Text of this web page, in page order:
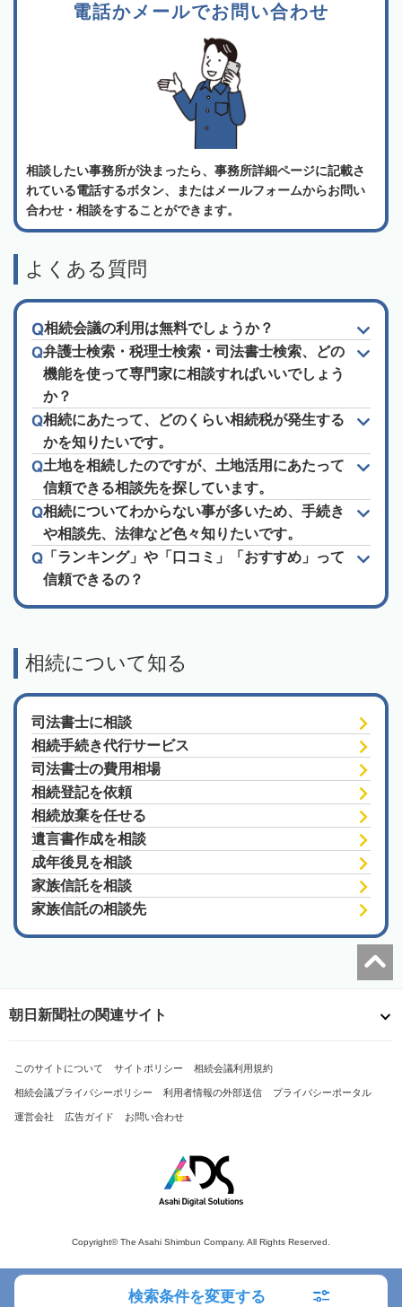
電話かメールでお問い合わせ
相談したい事務所が決まったら、事務所詳細ページに記載さ
れている電話するボタン、またはメールフォームからお問い
合わせ・相談をすることができます。
よくある質問
相続会議の利用は無料でしょうか？
弁護士検索・税理士検索・司法書士検索、どの
機能を使って専門家に相談すればいいでしょう
か？
相続にあたって、どのくらい相続税が発生する
かを知りたいです。
土地を相続したのですが、土地活用にあたって
信頼できる相談先を探しています。
相続についてわからない事が多いため、手続き
や相談先、法律など色々知りたいです。
「ランキング」や「口コミ」「おすすめ」って
信頼できるの？
相続について知る
司法書士に相談
相続手続き代行サービス
司法書士の費用相場
相続登記を依頼
相続放棄を任せる
遺言書作成を相談
成年後見を相談
家族信託を相談
家族信託の相談先
検索条件を変更する
朝日新聞社の関連サイト
このサイトについて サイトポリシー 相続会議利用規約
相続会議プライバシーポリシー 利用者情報の外部送信 プライバシーポータル
運営会社 広告ガイド お問い合わせ
Copyright© The Asahi Shimbun Company. All Rights Reserved.